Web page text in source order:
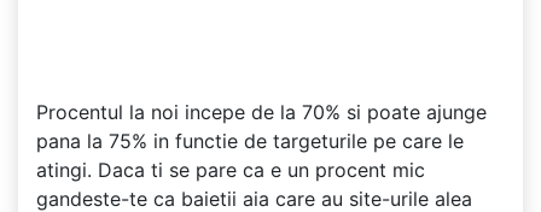
Procentul la noi incepe de la 70% si poate ajunge
pana la 75% in functie de targeturile pe care le
atingi. Daca ti se pare ca e un procent mic
gandeste-te ca baietii aia care au site-urile alea